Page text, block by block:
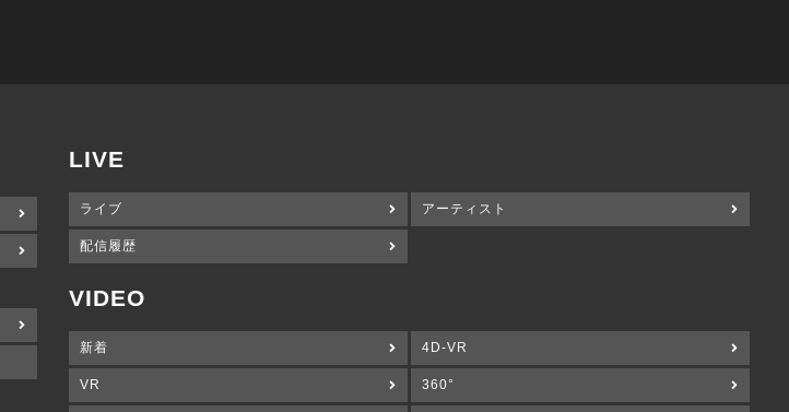
LIVE
ライブ アーティスト
配信履歴
VIDEO
新着 4D-VR
VR 360°